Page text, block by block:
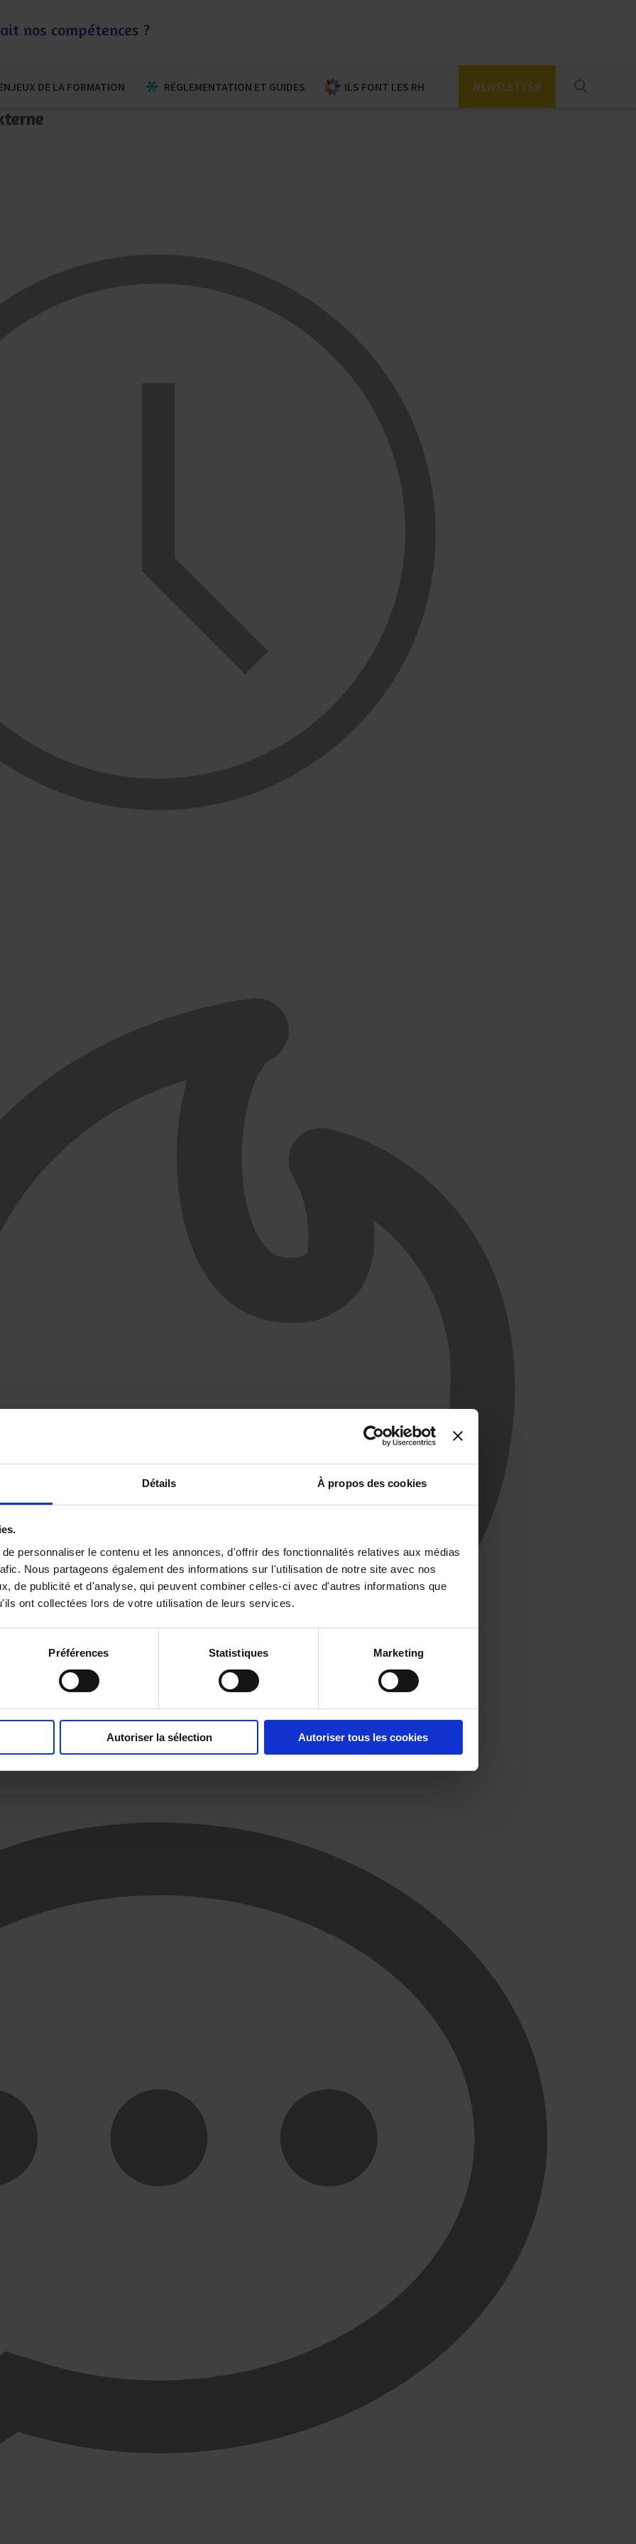
Détails À propos des cookies
personnaliser le contenu et les annonces, d'offrir des fonctionnalités relatives aux médias
Nous partageons également des informations sur l'utilisation de notre site avec nos
de publicité et d'analyse, qui peuvent combiner celles-ci avec d'autres informations que
ont collectées lors de votre utilisation de leurs services.
Préférences Statistiques Marketing
Autoriser la sélection Autoriser tous les cookies
nos compétences ?
NEWSLETTER
DE LA FORMATION RÉGLEMENTATION ET GUIDES ILS FONT LES RH